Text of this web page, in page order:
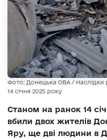
Фото: Донецька ОВА / Наслідки
14 січня 2025 року
Станом на ранок 14
вбили двох жителів
Яру, ще дві людини в